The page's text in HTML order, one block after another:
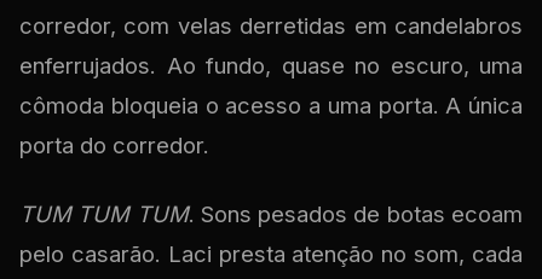
corredor, com velas derretidas em candelabros
enferrujados. Ao fundo, quase no escuro, uma
cômoda bloqueia o acesso a uma porta. A única
porta do corredor.
TUM TUM TUM. Sons pesados de botas ecoam
pelo casarão. Laci presta atenção no som, cada